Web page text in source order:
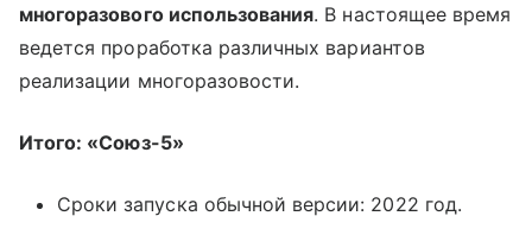
многоразового использования. В настоящее время
ведется проработка различных вариантов
реализации многоразовости.
Итого: «Союз-5»
Сроки запуска обычной версии: 2022 год.